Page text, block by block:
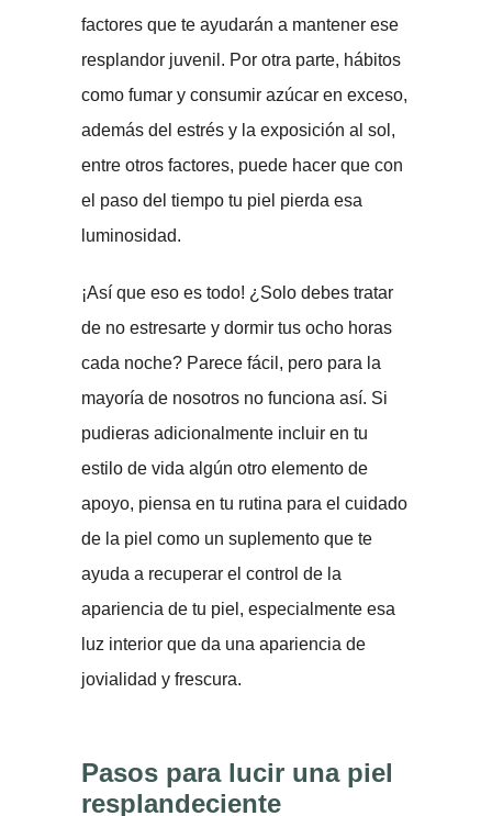
factores que te ayudarán a mantener ese
resplandor juvenil. Por otra parte, hábitos
como fumar y consumir azúcar en exceso,
además del estrés y la exposición al sol,
entre otros factores, puede hacer que con
el paso del tiempo tu piel pierda esa
luminosidad.
¡Así que eso es todo! ¿Solo debes tratar
de no estresarte y dormir tus ocho horas
cada noche? Parece fácil, pero para la
mayoría de nosotros no funciona así. Si
pudieras adicionalmente incluir en tu
estilo de vida algún otro elemento de
apoyo, piensa en tu rutina para el cuidado
de la piel como un suplemento que te
ayuda a recuperar el control de la
apariencia de tu piel, especialmente esa
luz interior que da una apariencia de
jovialidad y frescura.
Pasos para lucir una piel
resplandeciente